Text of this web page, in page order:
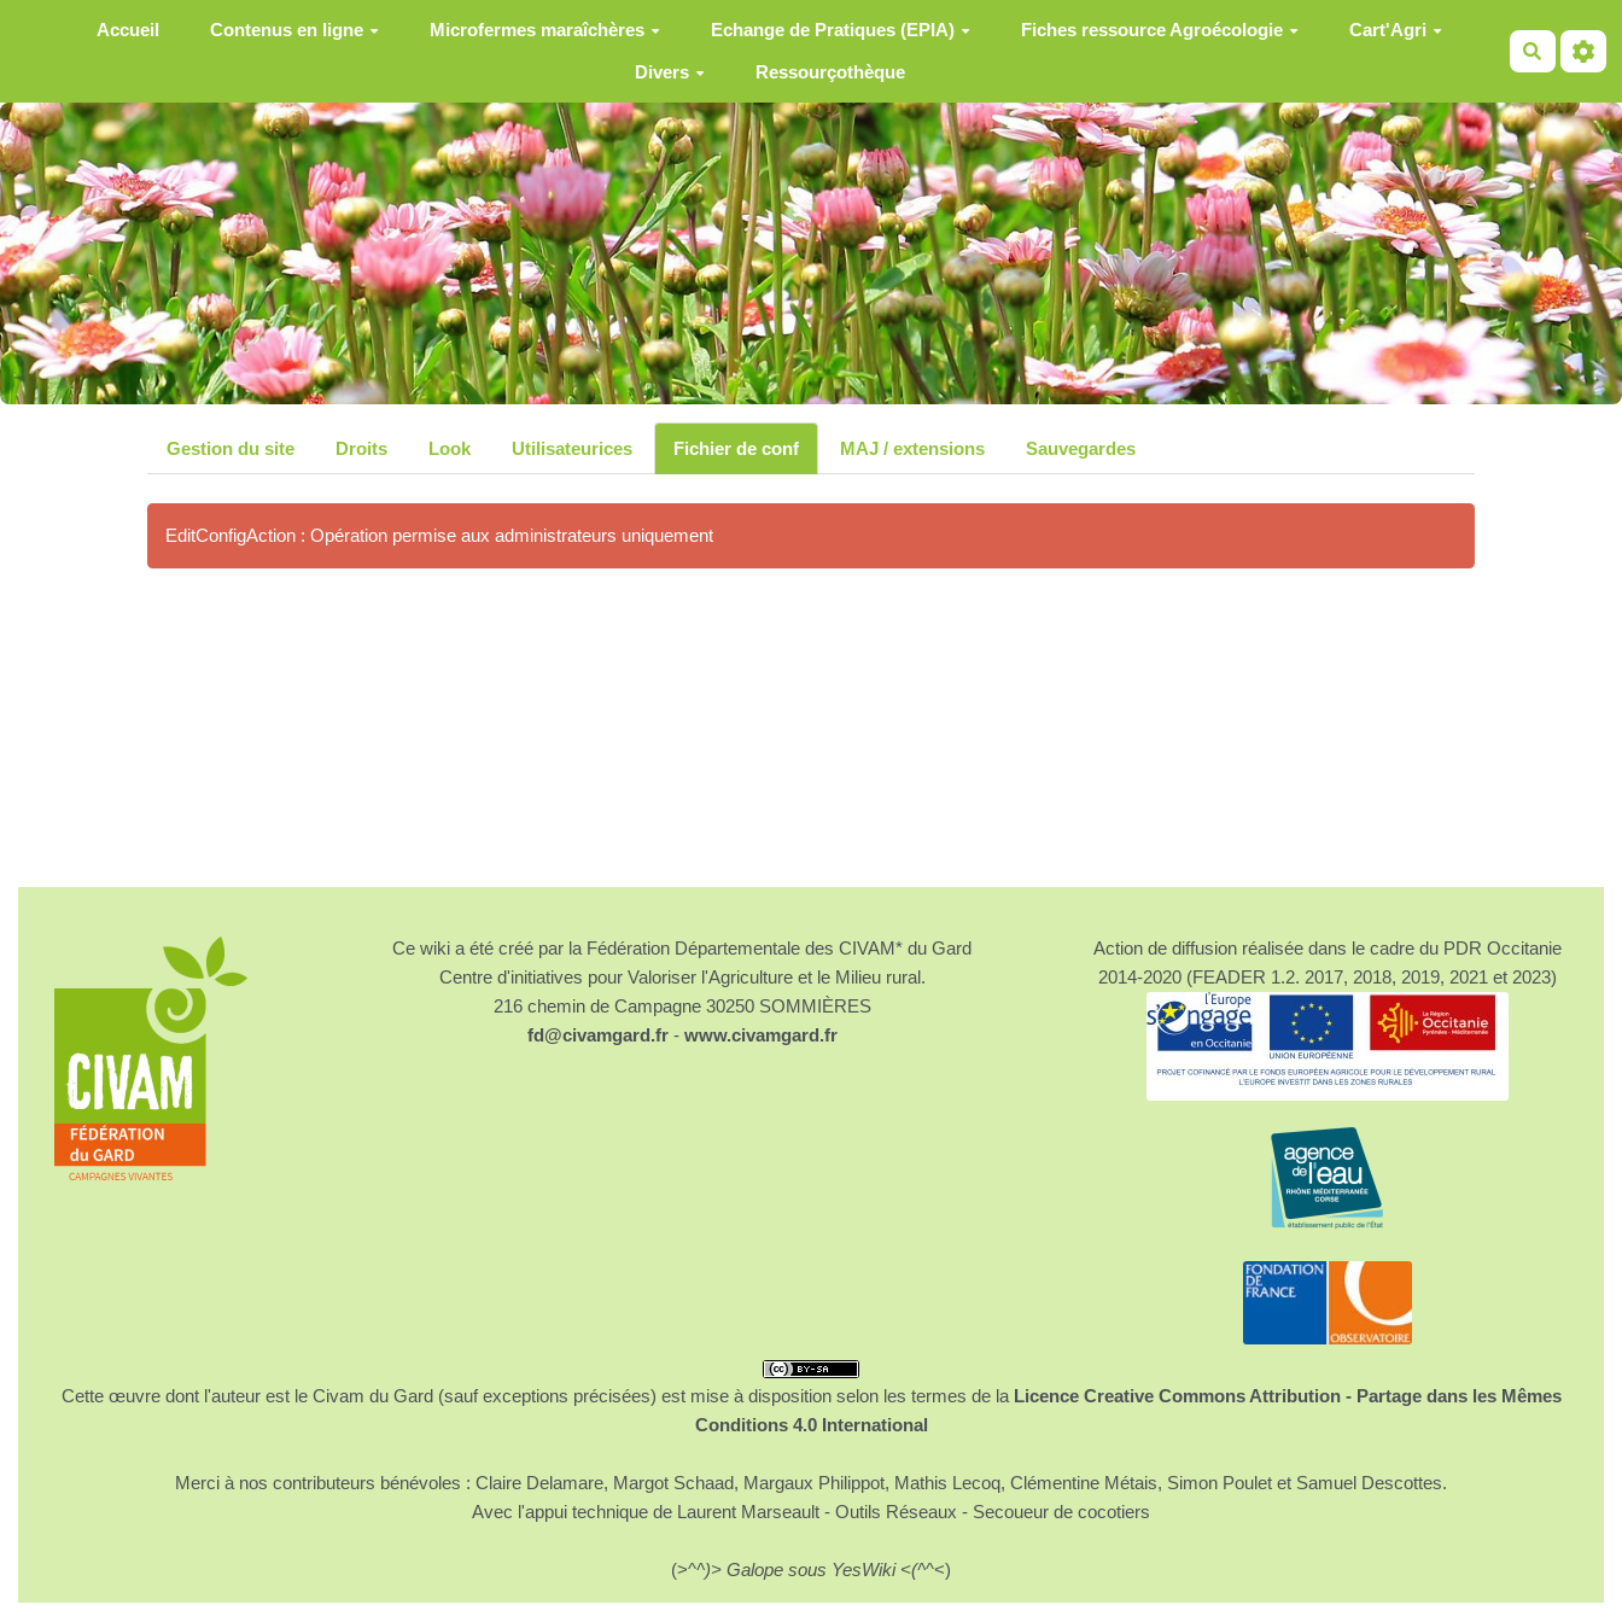
Aller au contenu principal
Accueil Contenus en ligne Microfermes maraîchères Echange de Pratiques (EPIA) Fiches ressource Agroécologie Cart'Agri
Divers Ressourçothèque
Gestion du site Droits Look Utilisateurices Fichier de conf MAJ / extensions Sauvegardes
EditConfigAction : Opération permise aux administrateurs uniquement
Ce wiki a été créé par la Fédération Départementale des CIVAM* du Gard
Centre d'initiatives pour Valoriser l'Agriculture et le Milieu rural.
216 chemin de Campagne 30250 SOMMIÈRES
fd@civamgard.fr- www.civamgard.fr
Action de diffusion réalisée dans le cadre du PDR Occitanie
2014-2020 (FEADER 1.2. 2017, 2018, 2019, 2021 et 2023)
Cette œuvre dont l'auteur est le Civam du Gard (sauf exceptions précisées) est mise à disposition selon les termes de la Licence Creative Commons Attribution - Partage dans les Mêmes
Conditions 4.0 International
Merci à nos contributeurs bénévoles : Claire Delamare, Margot Schaad, Margaux Philippot, Mathis Lecoq, Clémentine Métais, Simon Poulet et Samuel Descottes.
Avec l'appui technique de Laurent Marseault - Outils Réseaux - Secoueur de cocotiers
(>^^)> Galope sous YesWiki <(^^<)